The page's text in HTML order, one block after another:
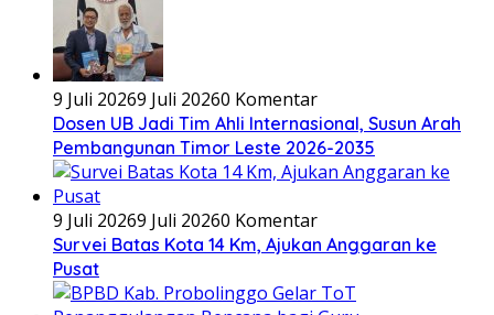
9 Juli 20269 Juli 20260 Komentar
Dosen UB Jadi Tim Ahli Internasional, Susun Arah
Pembangunan Timor Leste 2026-2035
9 Juli 20269 Juli 20260 Komentar
Survei Batas Kota 14 Km, Ajukan Anggaran ke
Pusat